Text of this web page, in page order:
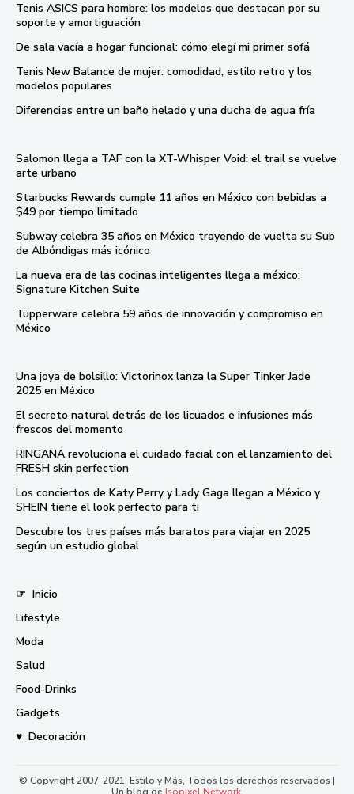
Tenis ASICS para hombre: los modelos que destacan por su
soporte y amortiguación
De sala vacía a hogar funcional: cómo elegí mi primer sofá
Tenis New Balance de mujer: comodidad, estilo retro y los
modelos populares
Diferencias entre un baño helado y una ducha de agua fría
Salomon llega a TAF con la XT-Whisper Void: el trail se vuelve
arte urbano
Starbucks Rewards cumple 11 años en México con bebidas a
$49 por tiempo limitado
Subway celebra 35 años en México trayendo de vuelta su Sub
de Albóndigas más icónico
La nueva era de las cocinas inteligentes llega a méxico:
Signature Kitchen Suite
Tupperware celebra 59 años de innovación y compromiso en
México
Una joya de bolsillo: Victorinox lanza la Super Tinker Jade
2025 en México
El secreto natural detrás de los licuados e infusiones más
frescos del momento
RINGANA revoluciona el cuidado facial con el lanzamiento del
FRESH skin perfection
Los conciertos de Katy Perry y Lady Gaga llegan a México y
SHEIN tiene el look perfecto para ti
Descubre los tres países más baratos para viajar en 2025
según un estudio global
☞ Inicio
Lifestyle
Moda
Salud
Food-Drinks
Gadgets
♥ Decoración
© Copyright 2007-2021, Estilo y Más, Todos los derechos reservados |